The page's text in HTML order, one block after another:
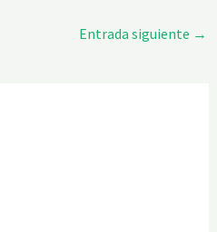
Entrada siguiente →